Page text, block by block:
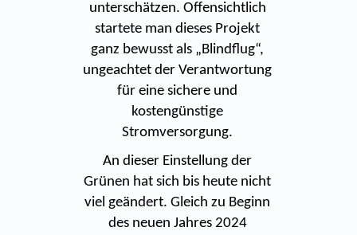
unterschätzen. Offensichtlich
startete man dieses Projekt
ganz bewusst als „Blindflug“,
ungeachtet der Verantwortung
für eine sichere und
kostengünstige
Stromversorgung.
An dieser Einstellung der
Grünen hat sich bis heute nicht
viel geändert. Gleich zu Beginn
des neuen Jahres 2024